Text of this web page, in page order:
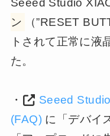
Seeed Studio
ン
（”RESET
トされて正常に液
た。
・
Seeed
(FAQ) に「デバイ